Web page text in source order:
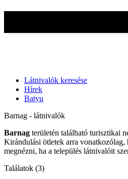
Látnivalók keresése
Hírek
Batyu
Barnag - látnivalók
Barnag területén található turisztikai
Kirándulási ötletek arra vonatkozólag,
megnézni, ha a település látnivalóit
Találatok (3)